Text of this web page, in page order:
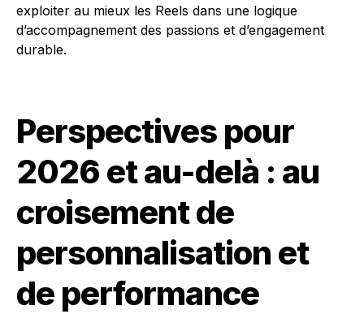
exploiter au mieux les Reels dans une logique
d’accompagnement des passions et d’engagement
durable.
Perspectives pour
2026 et au-delà : au
croisement de
personnalisation et
de performance